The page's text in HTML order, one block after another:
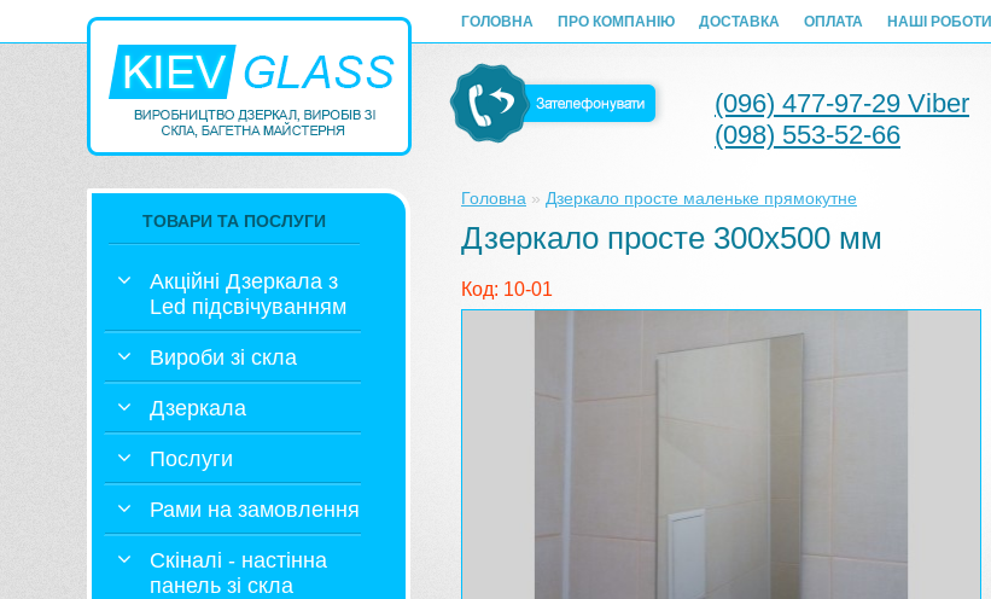
ГОЛОВНА ПРО КОМПАНІЮ ДОСТАВКА ОПЛАТА НАШІ РОБОТИ
(096) 477-97-29 Viber
(098) 553-52-66
ТОВАРИ ТА ПОСЛУГИ
Акційні Дзеркала з
Led підсвічуванням
Вироби зі скла
Дзеркала
Послуги
Рами на замовлення
Скіналі - настінна
панель зі скла
Головна » Дзеркало просте маленьке прямокутне
Дзеркало просте 300х500 мм
Код: 10-01